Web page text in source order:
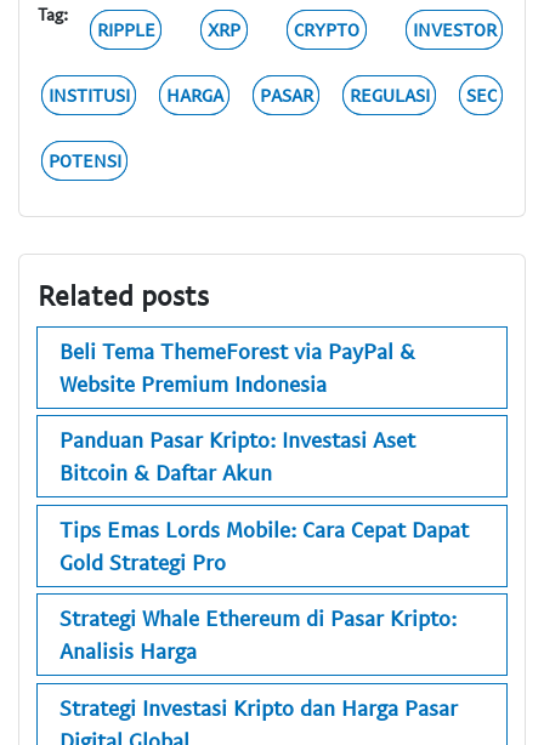
Tag:
RIPPLE XRP CRYPTO INVESTOR
INSTITUSI HARGA PASAR REGULASI SEC
POTENSI
Related posts
Beli Tema ThemeForest via PayPal &
Website Premium Indonesia
Panduan Pasar Kripto: Investasi Aset
Bitcoin & Daftar Akun
Tips Emas Lords Mobile: Cara Cepat Dapat
Gold Strategi Pro
Strategi Whale Ethereum di Pasar Kripto:
Analisis Harga
Strategi Investasi Kripto dan Harga Pasar